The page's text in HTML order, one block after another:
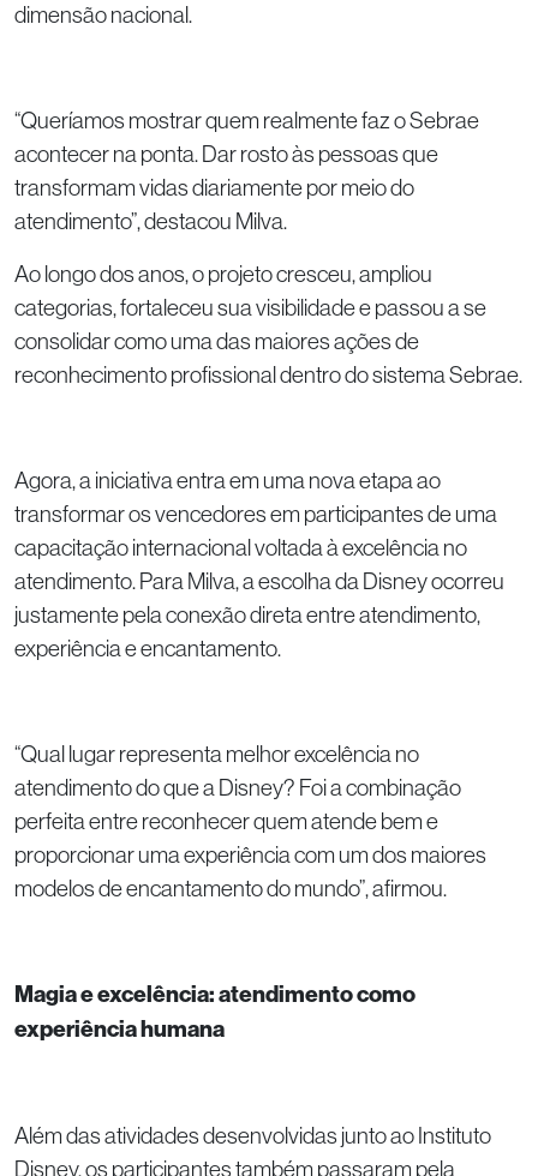
dimensão nacional.
“Queríamos mostrar quem realmente faz o Sebrae
acontecer na ponta. Dar rosto às pessoas que
transformam vidas diariamente por meio do
atendimento”, destacou Milva.
Ao longo dos anos, o projeto cresceu, ampliou
categorias, fortaleceu sua visibilidade e passou a se
consolidar como uma das maiores ações de
reconhecimento profissional dentro do sistema Sebrae.
Agora, a iniciativa entra em uma nova etapa ao
transformar os vencedores em participantes de uma
capacitação internacional voltada à excelência no
atendimento. Para Milva, a escolha da Disney ocorreu
justamente pela conexão direta entre atendimento,
experiência e encantamento.
“Qual lugar representa melhor excelência no
atendimento do que a Disney? Foi a combinação
perfeita entre reconhecer quem atende bem e
proporcionar uma experiência com um dos maiores
modelos de encantamento do mundo”, afirmou.
Magia e excelência: atendimento como
experiência humana
Além das atividades desenvolvidas junto ao Instituto
Disney, os participantes também passaram pela